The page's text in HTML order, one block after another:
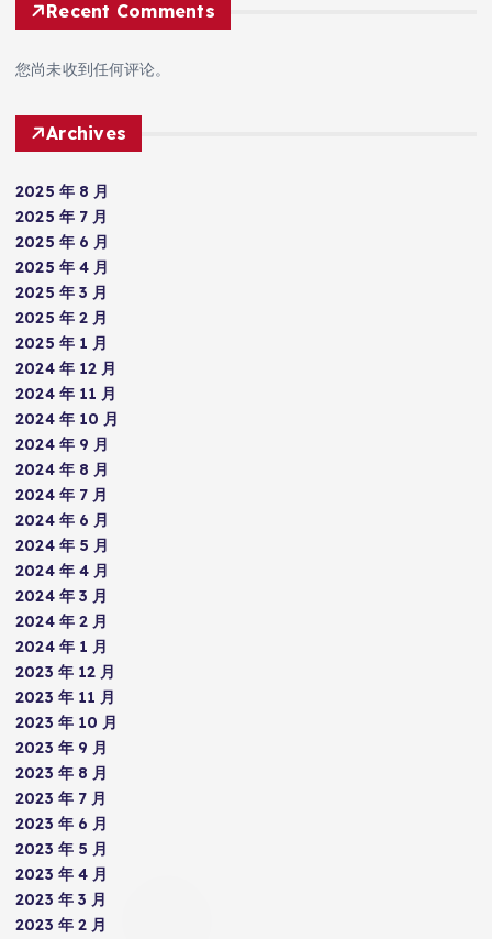
Recent Comments
您尚未收到任何评论。
Archives
2025 年 8 月
2025 年 7 月
2025 年 6 月
2025 年 4 月
2025 年 3 月
2025 年 2 月
2025 年 1 月
2024 年 12 月
2024 年 11 月
2024 年 10 月
2024 年 9 月
2024 年 8 月
2024 年 7 月
2024 年 6 月
2024 年 5 月
2024 年 4 月
2024 年 3 月
2024 年 2 月
2024 年 1 月
2023 年 12 月
2023 年 11 月
2023 年 10 月
2023 年 9 月
2023 年 8 月
2023 年 7 月
2023 年 6 月
2023 年 5 月
2023 年 4 月
2023 年 3 月
2023 年 2 月